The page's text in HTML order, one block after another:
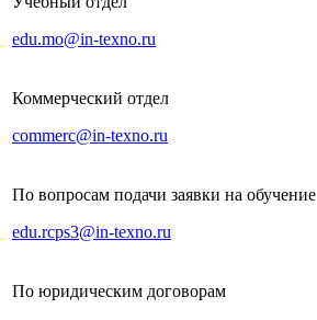
edu.mo@in-texno.ru
Коммерческий отдел
commerc@in-texno.ru
По вопросам подачи заявки на обучение
edu.rcps3@in-texno.ru
По юридическим договорам